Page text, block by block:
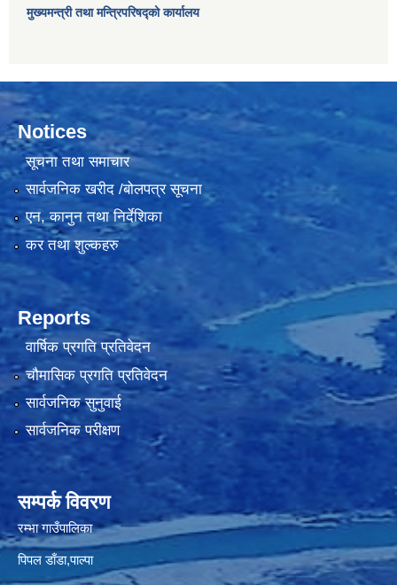
मुख्यमन्त्री तथा मन्त्रिपरिषद्को कार्यालय
Notices
सूचना तथा समाचार
सार्वजनिक खरीद /बोलपत्र सूचना
एन, कानुन तथा निर्देशिका
कर तथा शुल्कहरु
Reports
वार्षिक प्रगति प्रतिवेदन
चौमासिक प्रगति प्रतिवेदन
सार्वजनिक सुनुवाई
सार्वजनिक परीक्षण
सम्पर्क विवरण
रम्भा गाउँपालिका
पिपल डाँडा,पाल्पा